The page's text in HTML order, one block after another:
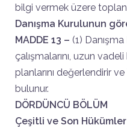
bilgi vermek üzere
Danışma Kurulunun
MADDE 13 – (1)
çalışmalarını, uzun
planlarını değerlendirir
bulunur.
DÖRDÜNCÜ BÖLÜM
Çeşitli ve Son Hükümler